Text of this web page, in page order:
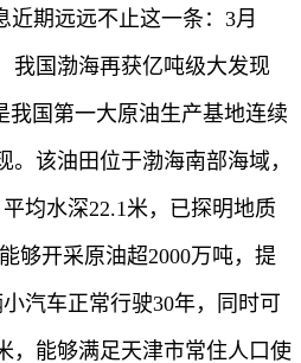
近期远远不止这一条：3月
我国渤海再获亿吨级大发现
国第一大原油生产基地连续
。该油田位于渤海南部海域，
均水深22.1米，已探明地质
够开采原油超2000万吨，提
汽车正常行驶30年，同时可
，能够满足天津市常住人口使